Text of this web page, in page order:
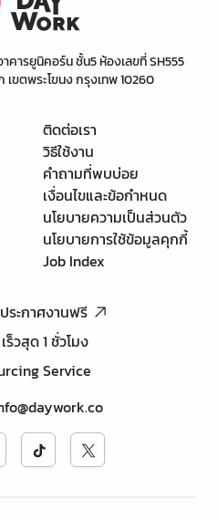
าคารยูนิคอร์น ชั้น5 ห้องเลขที่ SH555
ขตพระโขนง กรุงเทพ 10260
ติดต่อเรา
วิธีใช้งาน
คำถามที่พบบ่อย
เงื่อนไขและข้อกำหนด
นโยบายความเป็นส่วนตัว
นโยบายการใช้ข้อมูลคุกกี้
Job Index
ระกาศงานฟรี
วสุด 1 ชั่วโมง
Service